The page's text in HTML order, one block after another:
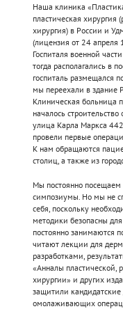
Наша клиника
пластическая хирургия
хирургия) в России и
(лицензия от 24 апреля
Госпиталя военной
тогда располагались в
госпиталь размещался
мы переехали в здание
Клиническая больница
началось
улица Карла Маркса
провели первые
К нам обращаются
столиц, а также из
Мы постоянно
симпозиумы. Но мы не
себя, поскольку
методики безопасны
постоянно занимаются
читают лекции для
разработками,
«Анналы пластической,
хирургии» и других
защитили
омолаживающих